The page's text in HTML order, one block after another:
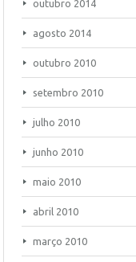
outubro 2014
agosto 2014
outubro 2010
setembro 2010
julho 2010
junho 2010
maio 2010
abril 2010
março 2010